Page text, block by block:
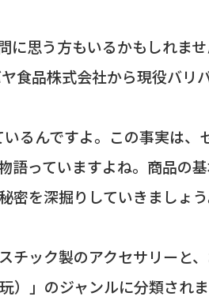
に思う方もいるかもしれませ
食品株式会社から現役バリ
るんですよ。この事実は、
語っていますよね。商品の
を深掘りしていきましょう
チック製のアクセサリーと
）」のジャンルに分類され